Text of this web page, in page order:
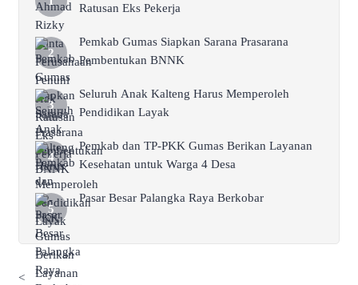
Ratusan Eks Pekerja
Pemkab Gumas Siapkan Sarana Prasarana
Pembentukan BNNK
Seluruh Anak Kalteng Harus Memperoleh
Pendidikan Layak
Pemkab dan TP-PKK Gumas Berikan Layanan
Kesehatan untuk Warga 4 Desa
Pasar Besar Palangka Raya Berkobar
<